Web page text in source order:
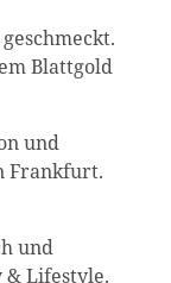
Blattgold
und
Frankfurt.
und
& Lifestyle.